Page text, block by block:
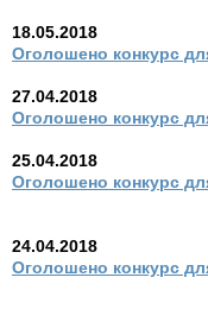
18.05.2018
Оголошено конкурс
27.04.2018
Оголошено конкурс
25.04.2018
Оголошено конкурс
24.04.2018
Оголошено конкурс